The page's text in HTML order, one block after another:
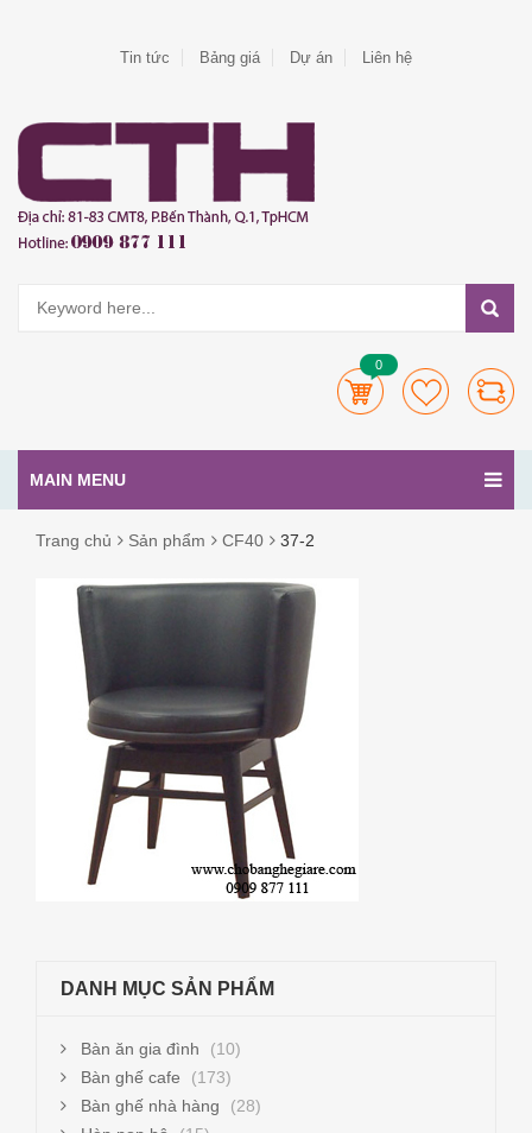
Tin tức Bảng giá Dự án Liên hệ
0
MAIN MENU
Trang chủ Sản phẩm CF40 37-2
DANH MỤC SẢN PHẨM
Bàn ăn gia đình
(10)
Bàn ghế cafe
(173)
Bàn ghế nhà hàng
(28)